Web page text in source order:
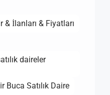
& İlanları & Fiyatları
daireler
Buca Satılık Daire